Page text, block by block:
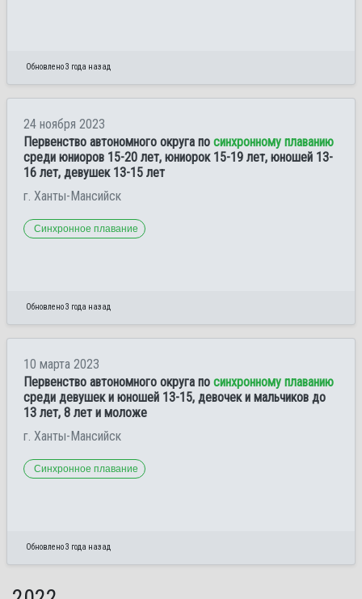
Обновлено 3 года назад
24 ноября 2023
Первенство автономного округа по синхронному плаванию
среди юниоров 15-20 лет, юниорок 15-19 лет, юношей 13-
16 лет, девушек 13-15 лет
г. Ханты-Мансийск
Синхронное плавание
Обновлено 3 года назад
10 марта 2023
Первенство автономного округа по синхронному плаванию
среди девушек и юношей 13-15, девочек и мальчиков до
13 лет, 8 лет и моложе
г. Ханты-Мансийск
Синхронное плавание
Обновлено 3 года назад